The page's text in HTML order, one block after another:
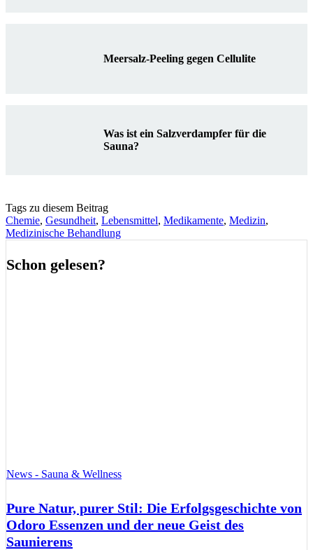
Meersalz-Peeling gegen Cellulite
Was ist ein Salzverdampfer für die
Sauna?
Tags zu diesem Beitrag
Chemie, Gesundheit, Lebensmittel, Medikamente, Medizin,
Medizinische Behandlung
Schon gelesen?
News - Sauna & Wellness
Pure Natur, purer Stil: Die Erfolgsgeschichte von
Odoro Essenzen und der neue Geist des
Saunierens